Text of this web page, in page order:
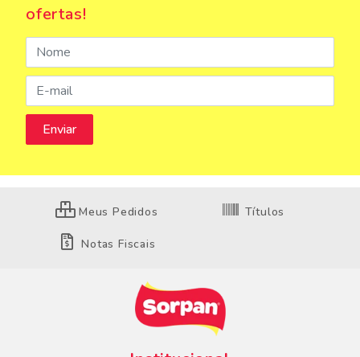
ofertas!
Meus Pedidos Títulos
Notas Fiscais